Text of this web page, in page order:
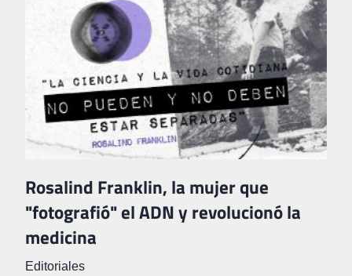
Rosalind Franklin, la mujer que
"fotografió" el ADN y revolucionó la
medicina
Editoriales